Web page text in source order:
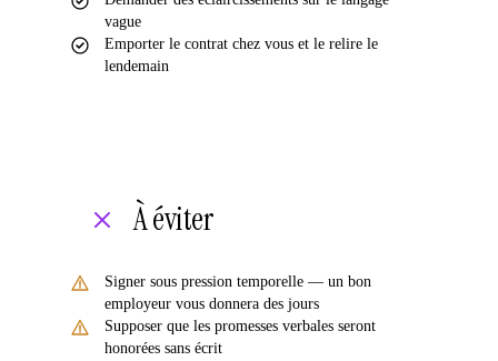
vague
Emporter le contrat chez vous et le relire le
lendemain
À éviter
Signer sous pression temporelle — un bon
employeur vous donnera des jours
Supposer que les promesses verbales seront
honorées sans écrit